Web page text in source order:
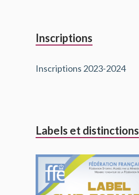
Inscriptions
Inscriptions 2023-2024
Labels et distinctions